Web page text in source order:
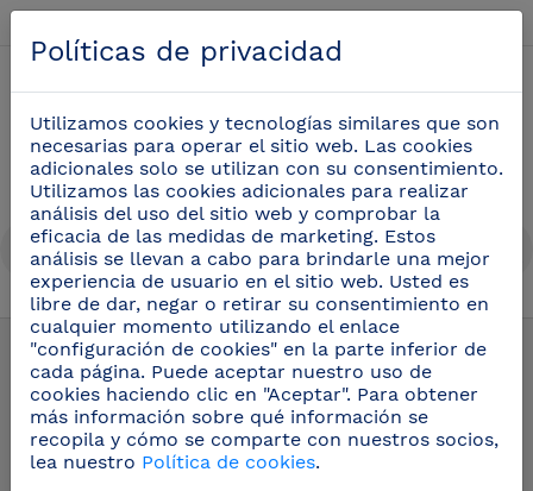
Equipamiento industria (27)
Políticas de privacidad
Utilizamos cookies y tecnologías similares que son
necesarias para operar el sitio web. Las cookies
adicionales solo se utilizan con su consentimiento.
Utilizamos las cookies adicionales para realizar
análisis del uso del sitio web y comprobar la
eficacia de las medidas de marketing. Estos
análisis se llevan a cabo para brindarle una mejor
experiencia de usuario en el sitio web. Usted es
libre de dar, negar o retirar su consentimiento en
cualquier momento utilizando el enlace
"configuración de cookies" en la parte inferior de
cada página. Puede aceptar nuestro uso de
cookies haciendo clic en "Aceptar". Para obtener
más información sobre qué información se
recopila y cómo se comparte con nuestros socios,
lea nuestro Política de cookies.